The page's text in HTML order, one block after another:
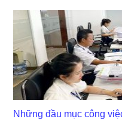
Những đầu mục công